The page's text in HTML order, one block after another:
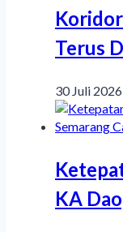
Terus
30 Juli 2026
KA